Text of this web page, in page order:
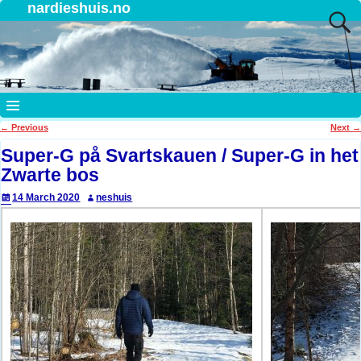
nardieshuis.no
Post navigation
← Previous Next →
Super-G på Svartskauen / Super-G in het
Zwarte bos
14 March 2020 neshuis